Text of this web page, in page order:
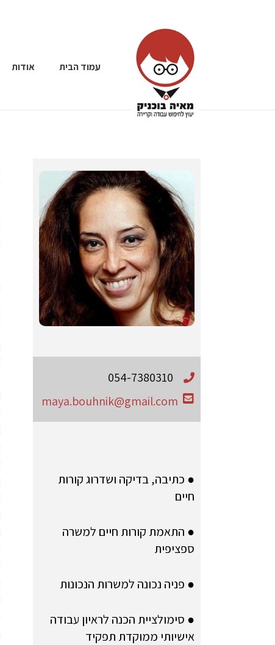
עמוד הבית אודות
054-7380310
maya.bouhnik@gmail.com
● כתיבה, בדיקה ושדרוג קורות
חיים
● התאמת קורות חיים למשרה
ספציפית
● פניה נכונה למשרות הנכונות
● סימולציית הכנה לראיון עבודה
אישיותי ממוקדת תפקיד